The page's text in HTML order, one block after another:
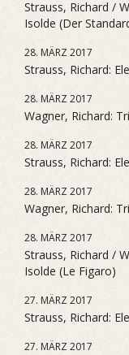
Strauss, Richard /
Isolde (Der
28. MÄRZ 2017
Strauss, Richard:
28. MÄRZ 2017
Wagner, Richard:
28. MÄRZ 2017
Strauss, Richard:
28. MÄRZ 2017
Wagner, Richard:
28. MÄRZ 2017
Strauss, Richard /
Isolde (Le Figaro)
27. MÄRZ 2017
Strauss, Richard:
27. MÄRZ 2017